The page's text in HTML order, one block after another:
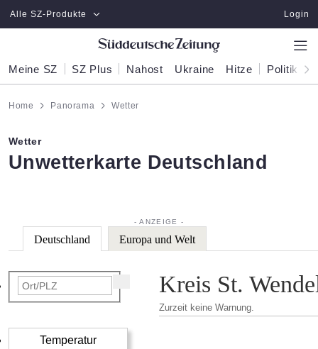
Zum Hauptinhalt springen
Alle SZ-Produkte Login
Meine SZ SZ Plus Nahost Ukraine Hitze Politik
Home Panorama Wetter
Wetter
:
Unwetterkarte Deutschland
Deutschland Europa und Welt
Temperatur
Kreis St.
Zurzeit keine Warnung.